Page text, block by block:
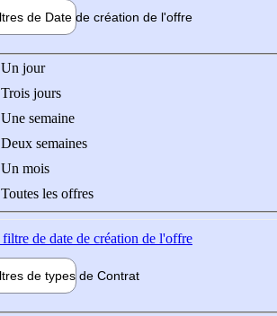
de Date de création de l'offre
de l'offre
Un jour
Trois jours
Une semaine
Deux semaines
Un mois
Toutes les offres
de date de création de l'offre
de types de Contrat